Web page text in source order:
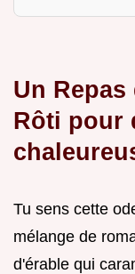
Un
Rôti pour
Tu sens cette
mélange de
d'érable qui